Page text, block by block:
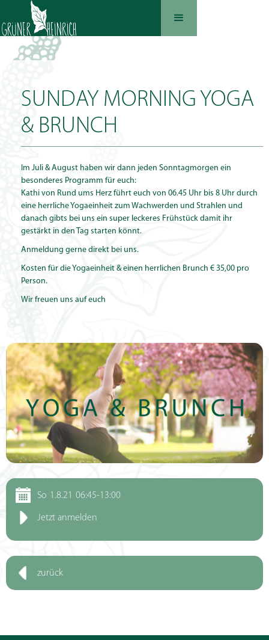
So 1.8.21 06:45-13:00
Jetzt anmelden
zurück
SUNDAY MORNING YOGA
& BRUNCH
Im Juli & August haben wir dann jeden Sonntagmorgen ein
besonderes Programm für euch:
Kathi von Rund ums Herz führt euch von 06.45 Uhr bis 8 Uhr durch
eine herrliche Yogaeinheit zum Wachwerden und Strahlen und
danach gibts bei uns ein super leckeres Frühstück damit ihr
gestärkt in den Tag starten könnt.
Anmeldung gerne direkt bei uns.
Kosten für die Yogaeinheit & einen herrlichen Brunch € 35,00 pro
Person.
Wir freuen uns auf euch